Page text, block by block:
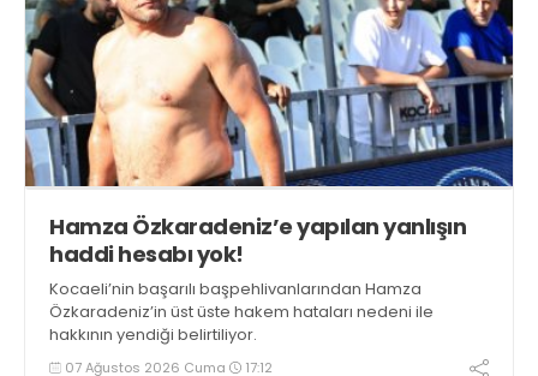
Hamza Özkaradeniz’e yapılan yanlışın
haddi hesabı yok!
Kocaeli’nin başarılı başpehlivanlarından Hamza
Özkaradeniz’in üst üste hakem hataları nedeni ile
hakkının yendiği belirtiliyor.
07 Ağustos 2026 Cuma 17:12